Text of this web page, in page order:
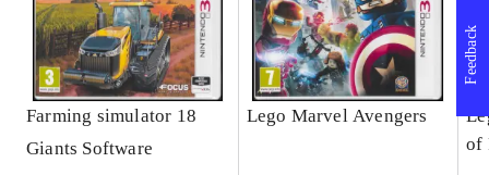
Farming simulator 18
Giants Software
Lego Marvel Avengers
of
Feedback